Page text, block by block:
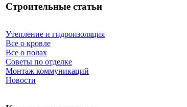
Строительные статьи
Утепление и гидроизоляция
Все о кровле
Все о полах
Советы по отделке
Монтаж коммуникаций
Новости